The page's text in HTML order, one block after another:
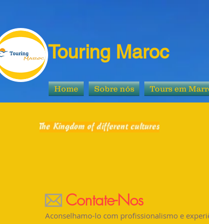
Touring Maroc
Home Sobre nós Tours em
Contate-Nos
Aconselhamo-lo com profissionalismo e